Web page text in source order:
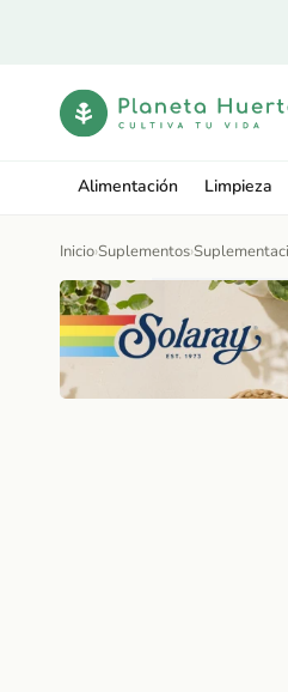
Alimentación Limpieza
Inicio›Suplementos›
Ir
directamente
información
del producto
Abrir
elemento
multimedia
en